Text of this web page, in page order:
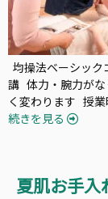
均操法ベーシック
講 体力・腕力がな
く変わります 授
続きを見る
夏肌お手入